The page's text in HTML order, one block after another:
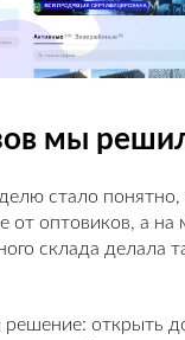
мы
стало понятно,
от оптовиков, а на
склада делала
открыть